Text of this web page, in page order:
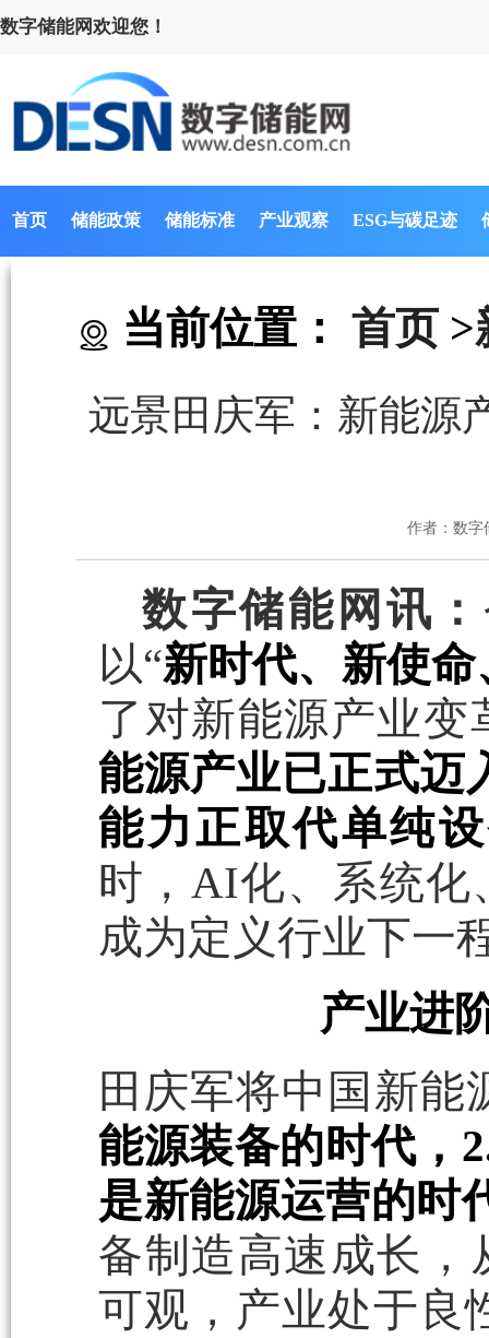
数字储能网欢迎您！
首页 储能政策 储能标准 产业观察 ESG与碳足迹
当前位置： 首页 >
远景田庆军：新能源
作者：数字
数字储能网讯：
以“新时代、新使
了对新能源产业
能源产业已正式迈
能力正取代单纯
时，AI化、系统化
成为定义行业下一
产业进
田庆军将中国新能
能源装备的时代，
是新能源运营的时
备制造高速成长，
可观，产业处于良